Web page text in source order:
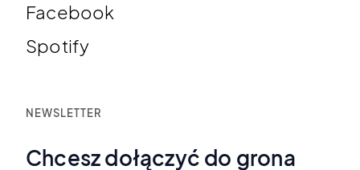
Facebook
Spotify
NEWSLETTER
Chcesz dołączyć do grona